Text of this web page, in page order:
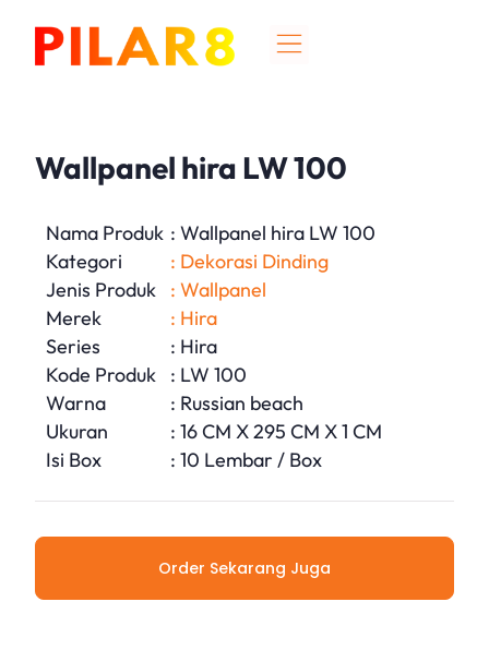
Wallpanel hira LW 100
Nama Produk : Wallpanel hira LW 100
Kategori
: Dekorasi Dinding
Jenis Produk
: Wallpanel
Merek
: Hira
Series
: Hira
Kode Produk
: LW 100
Warna
: Russian beach
Ukuran
: 16 CM X 295 CM X 1 CM
Isi Box
: 10 Lembar / Box
Order Sekarang Juga